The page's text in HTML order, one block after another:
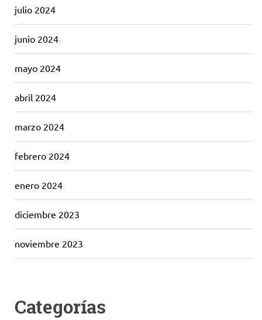
julio 2024
junio 2024
mayo 2024
abril 2024
marzo 2024
febrero 2024
enero 2024
diciembre 2023
noviembre 2023
Categorías